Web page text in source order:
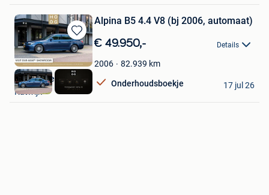
Bewaren
in
Mijn
Favorieten
Alpina B5 4.4 V8 (bj 2006, automaat)
€ 49.950,- Details
2006 82.939 km
Onderhoudsboekje
HooG Selections
Katwijk
17 jul 26